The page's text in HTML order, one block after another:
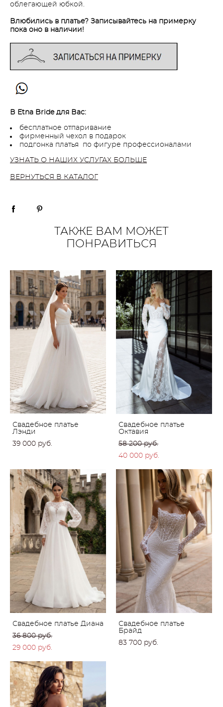
облегающей юбкой.
Влюбились в платье? Записывайтесь на примерку
пока оно в наличии!
В Etna Bride для Вас:
бесплатное отпаривание
фирменный чехол в подарок
подгонка платья по фигуре профессионалами
УЗНАТЬ О НАШИХ УСЛУГАХ БОЛЬШЕ
ВЕРНУТЬСЯ В КАТАЛОГ
ТАКЖЕ ВАМ МОЖЕТ
ПОНРАВИТЬСЯ
Свадебное платье
Лэнди
39 000 pуб.
Свадебное платье
Октавия
58 200 pуб.
40 000 pуб.
Свадебное платье Диана
36 800 pуб.
29 000 pуб.
Свадебное платье
Брайд
83 700 pуб.